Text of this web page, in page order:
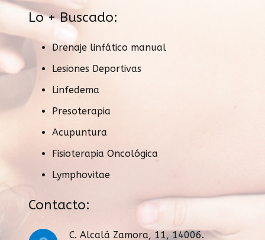
Lo + Buscado:
Drenaje linfático manual
Lesiones Deportivas
Linfedema
Presoterapia
Acupuntura
Fisioterapia Oncológica
Lymphovitae
Contacto:
C. Alcalá Zamora, 11, 14006.